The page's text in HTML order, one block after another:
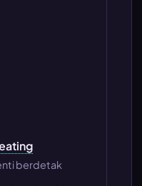
berdetak